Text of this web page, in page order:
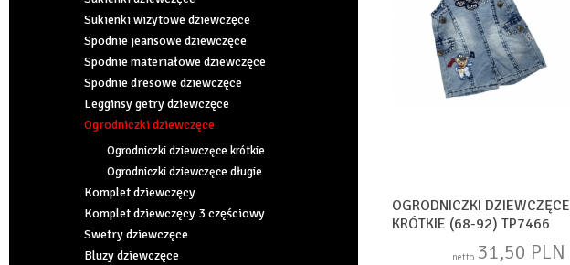
Sukienki wizytowe dziewczęce
Spodnie jeansowe dziewczęce
Spodnie materiałowe dziewczęce
Spodnie dresowe dziewczęce
Legginsy getry dziewczęce
Ogrodniczki dziewczęce
Ogrodniczki dziewczęce krótkie
Ogrodniczki dziewczęce długie
Komplet dziewczęcy
Komplet dziewczęcy 3 częściowy
Swetry dziewczęce
Bluzy dziewczęce
OGRODNICZKI DZIEWCZĘCE
KRÓTKIE (68-92) TP7466
netto 31,50 PLN